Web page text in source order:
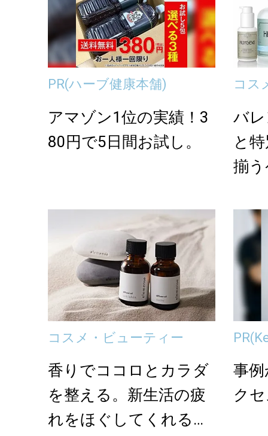
PR(ハーブ健康本舗)
アマゾン1位の実績！3
80円で5日間お試し。
コス
バ
と
揃
コスメ・ビューティー
香りでココロとカラダ
を整える。新生活の疲
れをほぐしてくれる癒
PR
事
ク